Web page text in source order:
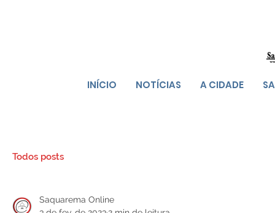
INÍCIO NOTÍCIAS A CIDADE
Todos posts
Saquarema Online